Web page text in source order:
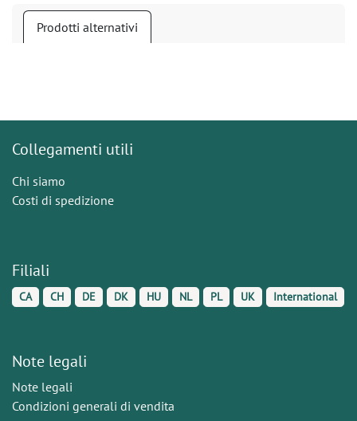
Prodotti alternativi
Collegamenti utili
Chi siamo
Costi di spedizione
Filiali
CA CH DE DK HU NL PL UK International
Note legali
Note legali
Condizioni generali di vendita